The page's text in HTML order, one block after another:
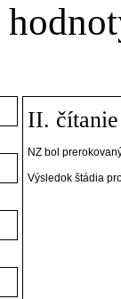
II. čítanie
NZ bol
Výsledok štádia